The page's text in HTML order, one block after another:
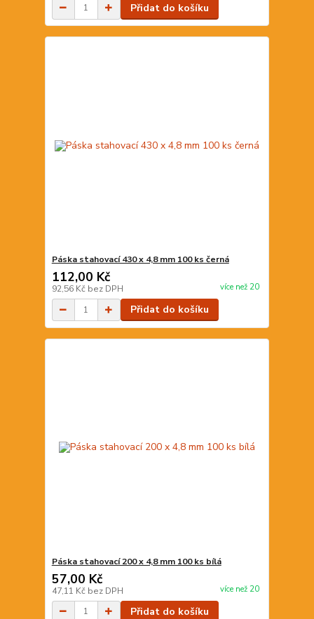
Přidat do košíku
Páska stahovací 430 x 4,8 mm 100 ks černá
112,00 Kč
92,56 Kč bez DPH více než 20
Přidat do košíku
Páska stahovací 200 x 4,8 mm 100 ks bílá
57,00 Kč
47,11 Kč bez DPH více než 20
Přidat do košíku